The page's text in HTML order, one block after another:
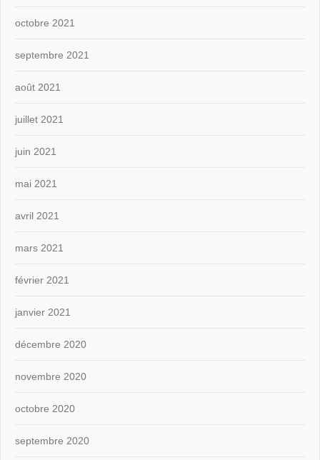
octobre 2021
septembre 2021
août 2021
juillet 2021
juin 2021
mai 2021
avril 2021
mars 2021
février 2021
janvier 2021
décembre 2020
novembre 2020
octobre 2020
septembre 2020